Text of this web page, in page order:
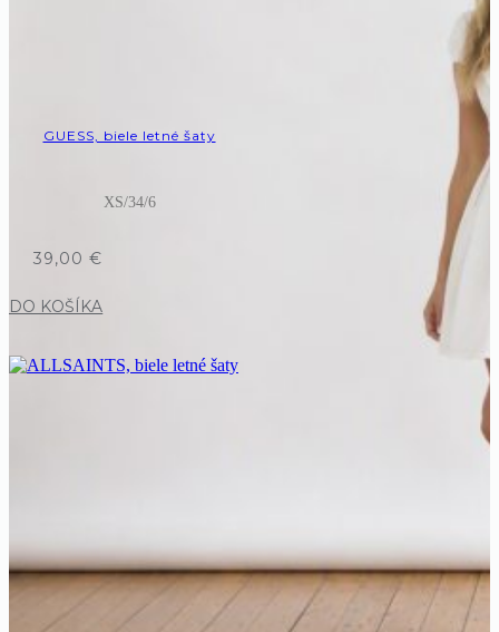
GUESS, biele letné šaty
XS/34/6
39,00 €
DO KOŠÍKA